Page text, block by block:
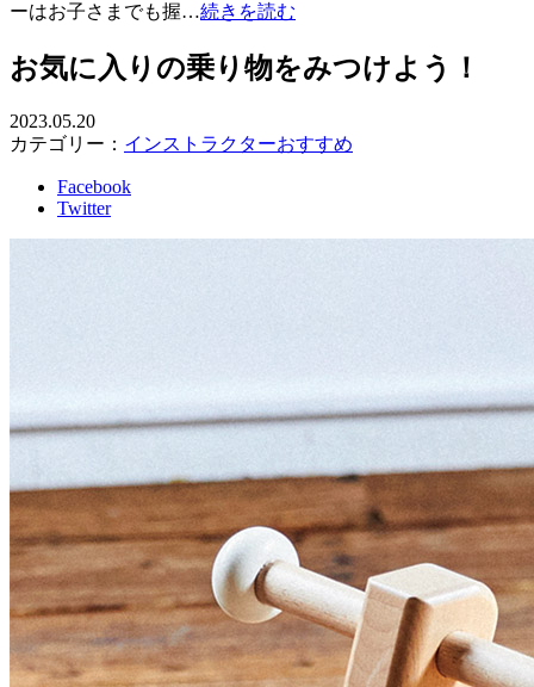
ーはお子さまでも握…続きを読む
お気に入りの乗り物をみつけよう！
2023.05.20
カテゴリー： インストラクターおすすめ
Facebook
Twitter